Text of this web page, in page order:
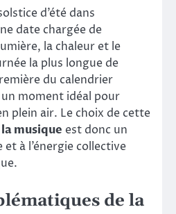
d’été dans
date chargée de
la chaleur et le
la plus longue de
du calendrier
moment idéal pour
plein air. Le choix de cette
musique est donc un
à l’énergie collective
de la